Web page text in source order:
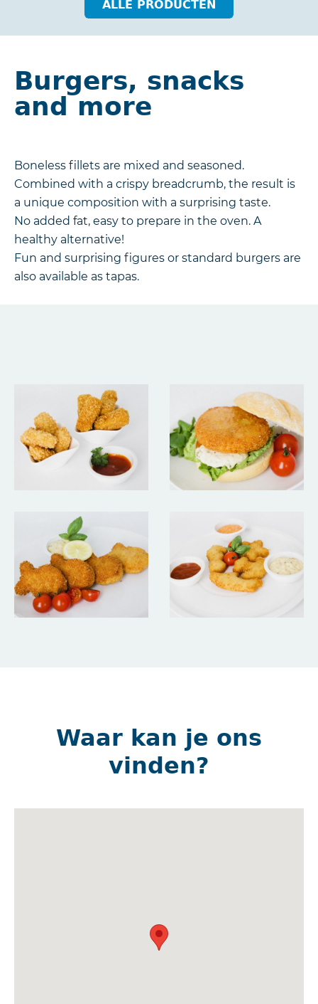
ALLE PRODUCTEN
Burgers, snacks
and more
Boneless fillets are mixed and seasoned.
Combined with a crispy breadcrumb, the result is
a unique composition with a surprising taste.
No added fat, easy to prepare in the oven. A
healthy alternative!
Fun and surprising figures or standard burgers are
also available as tapas.
Waar kan je ons
vinden?